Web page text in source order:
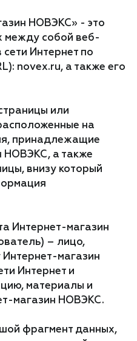
НОВЭКС» - это
между собой веб-
Интернет по
novex.ru, а также его
или
на
принадлежащие
НОВЭКС, а также
внизу который
Интернет-магазин
– лицо,
магазин
Интернет и
материалы и
магазин НОВЭКС.
фрагмент данных,